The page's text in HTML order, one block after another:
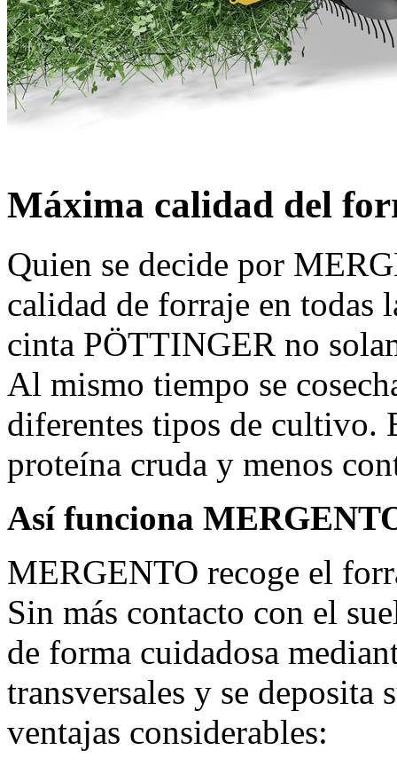
Máxima calidad del
Quien se decide por
calidad de forraje en todas
cinta PÖTTINGER no
Al mismo tiempo se
diferentes tipos de cultivo.
proteína cruda y menos
Así funciona
MERGENTO recoge el
Sin más contacto con el
de forma cuidadosa
transversales y se deposita
ventajas considerables: